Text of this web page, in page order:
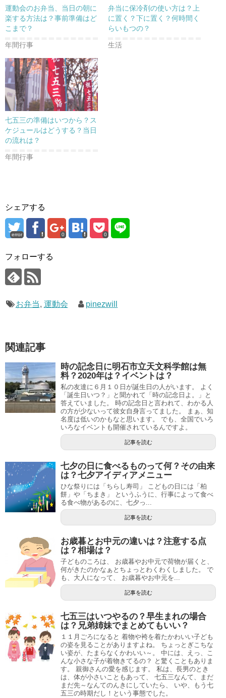
運動会のお弁当、当日の朝に
楽する方法は？事前準備はど
こまで？
年間行事
弁当に保冷剤の使い方は？上
に置く？下に置く？何時間く
らいもつの？
生活
七五三の準備はいつから？ス
ケジュールはどうする？当日
の流れは？
年間行事
シェアする
error 0 0
フォローする
お弁当, 運動会 pinezwill
関連記事
時の記念日に明石市立天文科学館は無
料？2020年は？イベントは？
私の友達に６月１０日が誕生日の人がいます。 よく
「誕生日いつ？」と聞かれて「時の記念日よ。」と
答えていました。 時の記念日と言われて、わかる人
の方が少ないって彼女自身言ってました。 まぁ、知
名度は低いのかもなと思います。 でも、全国でいろ
いろなイベントも開催されているんですよ。
記事を読む
七夕の日に食べるものって何？その由来
は？七夕アイディアメニュー
ひな祭りには「ちらし寿司」 こどもの日には「柏
餅」や「ちまき」 というふうに、行事によって食べ
る食べ物があるのに、七夕っ...
記事を読む
お歳暮とお中元の違いは？注意する点
は？相場は？
子どものころは、 お歳暮やお中元で荷物が届くと、
何がきたのかなぁとちょっとわくわくしました。 で
も、大人になって、 お歳暮やお中元を...
記事を読む
七五三はいつやるの？早生まれの場合
は？兄弟姉妹でまとめてもいい？
１１月ごろになると 着物や袴を着たかわいい子ども
の姿を見ることがありますよね。 ちょっとぎこちな
い姿が、たまらなくかわいい～。 中には、えっ、こ
んな小さな子が着物きてるの？ と驚くこともありま
す。 親御さんの愛を感じます。 私は、長男のとき
は、体が小さいこともあって、 七五三なんて、まだ
まだ先～なんてのんきにしていたら、 いや、もう七
五三の時期だし！という事態でした。